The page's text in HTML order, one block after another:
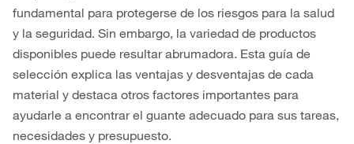
fundamental para protegerse de los riesgos para la salud
y la seguridad. Sin embargo, la variedad de productos
disponibles puede resultar abrumadora. Esta guía de
selección explica las ventajas y desventajas de cada
material y destaca otros factores importantes para
ayudarle a encontrar el guante adecuado para sus tareas,
necesidades y presupuesto.